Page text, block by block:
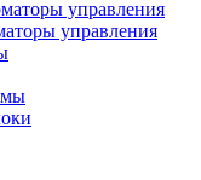
управления
управления